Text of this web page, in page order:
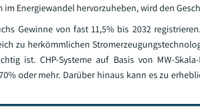
Energiewandel hervorzuheben, wird den
Gewinne von fast 11,5% bis 2032
zu herkömmlichen
ist. CHP-Systeme auf Basis von MW-
oder mehr. Darüber hinaus kann es zu